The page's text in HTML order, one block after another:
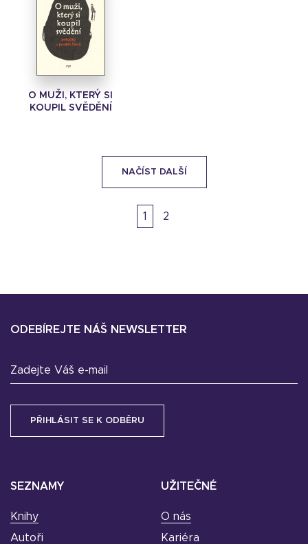
O MUŽI, KTERÝ SI
KOUPIL SVĚDĚNÍ
NAČÍST DALŠÍ
1 2
SEZNAMY
Knihy
Autoři
UŽITEČNÉ
O nás
Kariéra
ODEBÍREJTE NÁŠ NEWSLETTER
Zadejte Váš e-mail